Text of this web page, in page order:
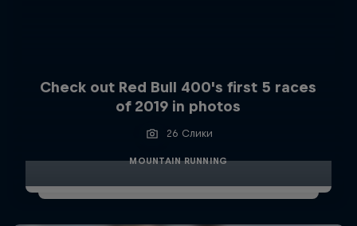
Check out Red Bull 400's first 5 races
of 2019 in photos
26 Слики
MOUNTAIN RUNNING